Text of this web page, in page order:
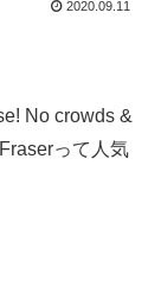
2020.09.11
No crowds &
って人気